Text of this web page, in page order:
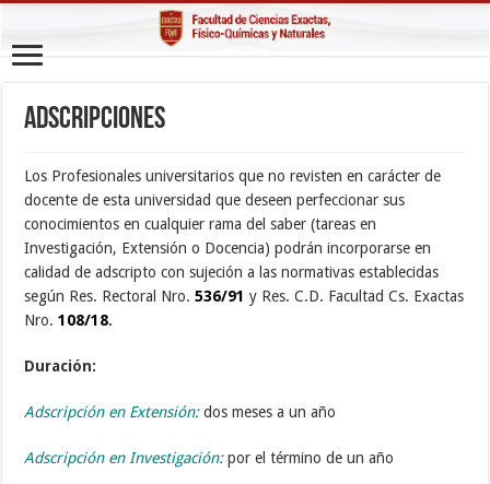
Adscripciones
Los Profesionales universitarios que no revisten en carácter de
docente de esta universidad que deseen perfeccionar sus
conocimientos en cualquier rama del saber (tareas en
Investigación, Extensión o Docencia) podrán incorporarse en
calidad de adscripto con sujeción a las normativas establecidas
según Res. Rectoral Nro.536/91 y Res. C.D. Facultad Cs. Exactas
Nro.108/18.
Duración:
Adscripción en Extensión:dos meses a un año
Adscripción en Investigación:por el término de un año